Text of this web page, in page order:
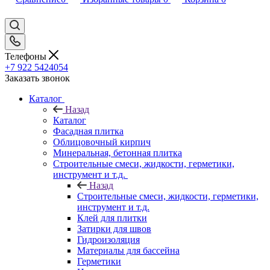
Телефоны
+7 922 5424054
Заказать звонок
Каталог
Назад
Каталог
Фасадная плитка
Облицовочный кирпич
Минеральная, бетонная плитка
Строительные смеси, жидкости, герметики,
инструмент и т.д.
Назад
Строительные смеси, жидкости, герметики,
инструмент и т.д.
Клей для плитки
Затирки для швов
Гидроизоляция
Материалы для бассейна
Герметики